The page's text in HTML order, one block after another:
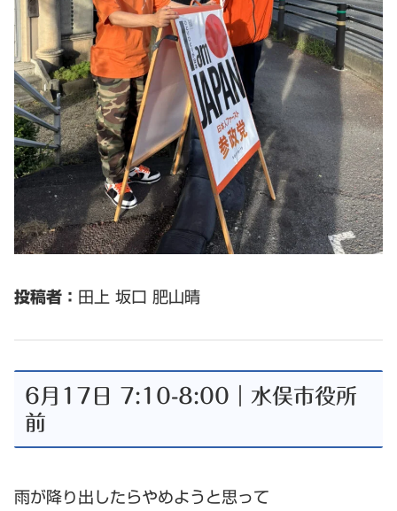
投稿者： 田上 坂口 肥山晴
6月17日 7:10-8:00｜水俣市役所
前
雨が降り出したらやめようと思って